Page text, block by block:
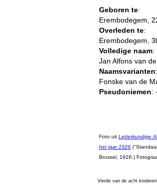
Geboren te:
Erembodegem,
Overleden te:
Erembodegem,
Volledige naam:
Jan Alfons van
Naamsvarianten:
Fonske van de
Pseudoniemen: -
Foto uit Letterkundige
het jaar 1926
Brussel, 1926.)
Vierde van de acht